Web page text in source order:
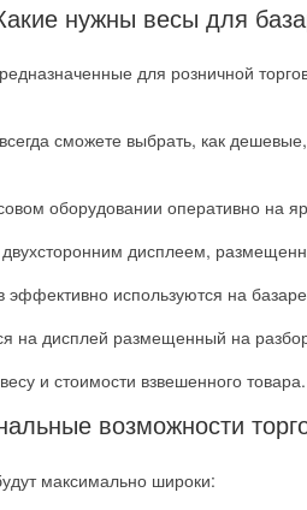
нужны весы для
для розничной
сможете выбрать, как
оборудовании оперативно на
дисплеем,
используются на
на дисплей размещенный на
и стоимости взвешенного товара.
возможности
максимально широки: